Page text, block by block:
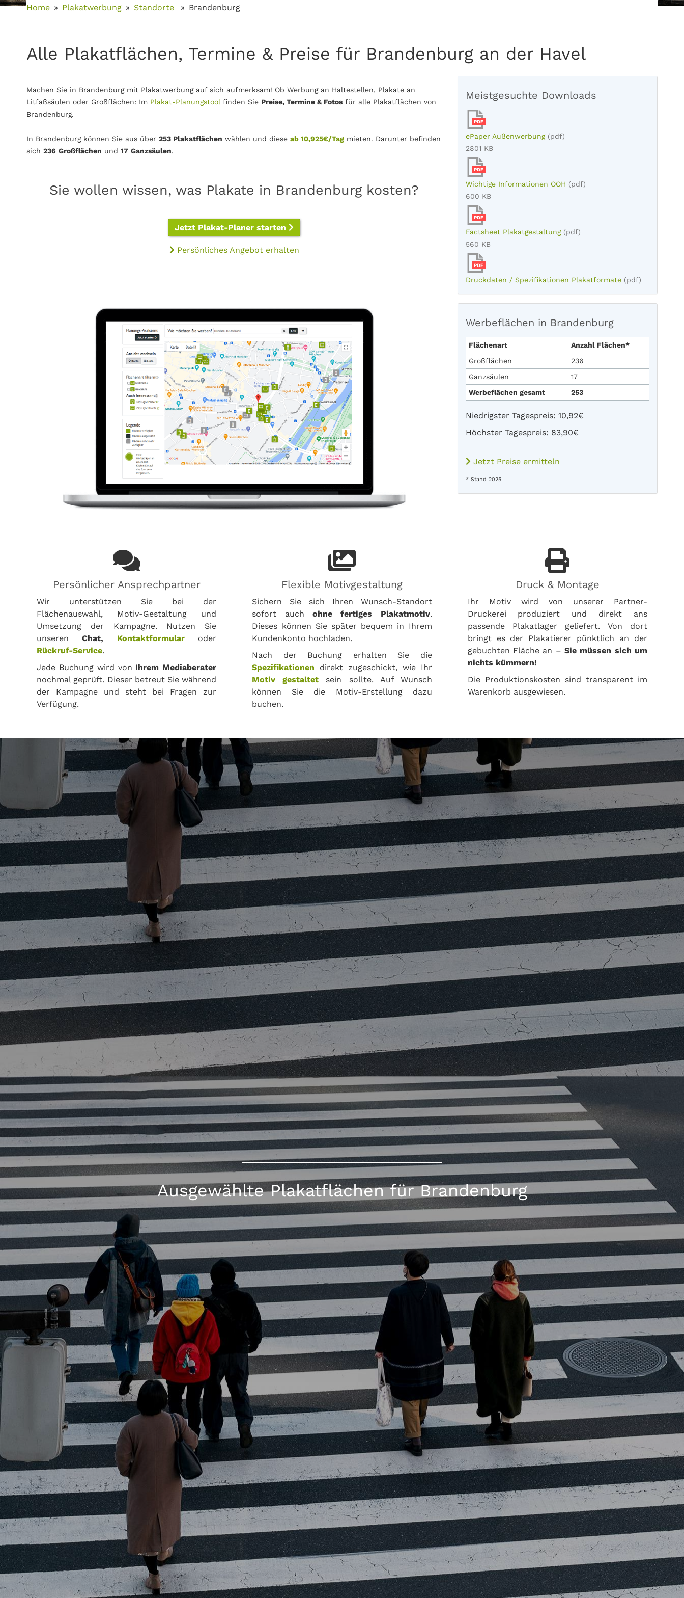
Home Plakatwerbung Standorte Brandenburg
Alle Plakatflächen, Termine & Preise für Brandenburg an der Havel
Machen Sie in Brandenburg mit Plakatwerbung auf sich aufmerksam! Ob Werbung an Haltestellen, Plakate an
Litfaßsäulen oder Großflächen: Im Plakat-Planungstool finden Sie Preise, Termine & Fotos für alle Plakatflächen von
Brandenburg.
In Brandenburg können Sie aus über 253 Plakatflächen wählen und diese ab 10,925€/Tag mieten. Darunter befinden
sich 236 Großflächen und 17 Ganzsäulen.
Sie wollen wissen, was Plakate in Brandenburg kosten?
Jetzt Plakat-Planer starten
Persönliches Angebot erhalten
Meistgesuchte Downloads
PDF
ePaper Außenwerbung (pdf)
2801 KB
PDF
Wichtige Informationen OOH (pdf)
600 KB
PDF
Factsheet Plakatgestaltung (pdf)
560 KB
PDF
Druckdaten / Spezifikationen Plakatformate (pdf)
Werbeflächen in Brandenburg
Flächenart
Anzahl Flächen*
Großflächen
236
Ganzsäulen
17
Werbeflächen gesamt
253
Niedrigster Tagespreis: 10,92€
Höchster Tagespreis: 83,90€
Jetzt Preise ermitteln
* Stand 2025
Persönlicher Ansprechpartner
Wir unterstützen Sie bei der
Flächenauswahl, Motiv-Gestaltung und
Umsetzung der Kampagne. Nutzen Sie
unserenChat, Kontaktformularoder
Rückruf-Service.
Jede Buchung wird von Ihrem Mediaberater
nochmal geprüft. Dieser betreut Sie während
der Kampagne und steht bei Fragen zur
Verfügung.
Flexible Motivgestaltung
Sichern Sie sich Ihren Wunsch-Standort
sofort auch ohne fertiges Plakatmotiv.
Dieses können Sie später bequem in Ihrem
Kundenkonto hochladen.
Nach der Buchung erhalten Sie die
Spezifikationen direkt zugeschickt, wie Ihr
Motiv gestaltet sein sollte. Auf Wunsch
können Sie die Motiv-Erstellung dazu
buchen.
Druck & Montage
Ihr Motiv wird von unserer Partner-
Druckerei produziert und direkt ans
passende Plakatlager geliefert. Von dort
bringt es der Plakatierer pünktlich an der
gebuchten Fläche an – Sie müssen sich um
nichts kümmern!
Die Produktionskosten sind transparent im
Warenkorb ausgewiesen.
Ausgewählte Plakatflächen für Brandenburg